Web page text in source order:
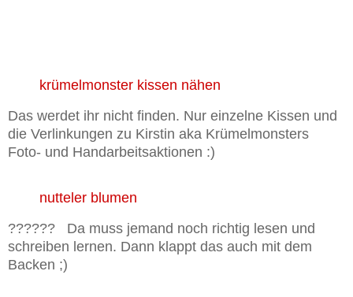
krümelmonster kissen nähen
Das werdet ihr nicht finden. Nur einzelne Kissen und
die Verlinkungen zu Kirstin aka Krümelmonsters
Foto- und Handarbeitsaktionen :)
nutteler blumen
?????? Da muss jemand noch richtig lesen und
schreiben lernen. Dann klappt das auch mit dem
Backen ;)